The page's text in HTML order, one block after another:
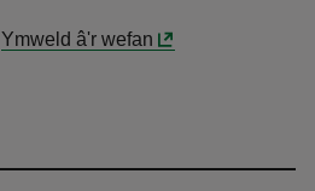
Ymweld â'r wefan